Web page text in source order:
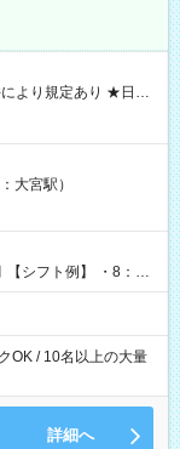
GET♪ お仕事後はコ
間】試
大宮駅）
OK / 10名以上の大量
詳細へ